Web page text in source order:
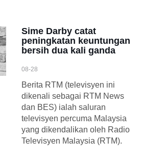
Sime Darby catat
peningkatan keuntungan
bersih dua kali ganda
08-28
Berita RTM (televisyen ini
dikenali sebagai RTM News
dan BES) ialah saluran
televisyen percuma Malaysia
yang dikendalikan oleh Radio
Televisyen Malaysia (RTM).